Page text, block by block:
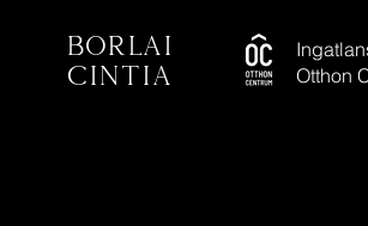
Borlai
Cintia
Otthon